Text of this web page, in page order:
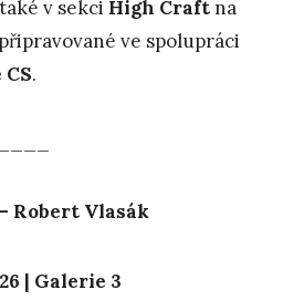
v sekci High Craftna
připravované ve spolupráci
CS.
Robert Vlasák
| Galerie 3